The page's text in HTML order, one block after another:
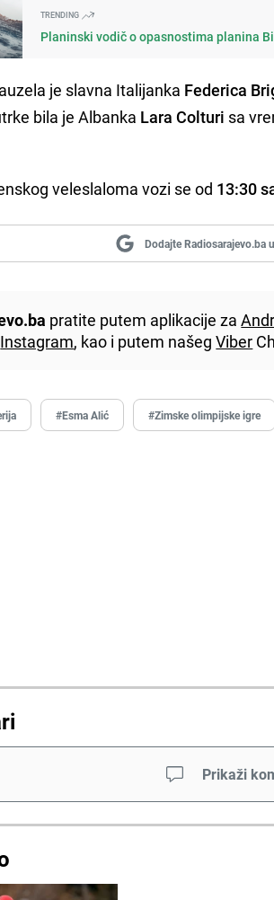
TRENDING
Planinski vodič o opasnostima planina
je slavna Italijanka Federica
bila je Albanka Lara Colturi sa
veleslaloma vozi se od 13:30
Dodajte Radiosarajevo.ba
pratite putem aplikacije za
Instagram, kao i putem našegViber
#Esma Alić #Zimske olimpijske igre
Prikaži